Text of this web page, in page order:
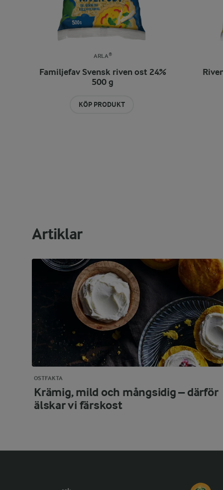
ARLA®
Familjefav Svensk riven ost 24%
500 g
KÖP PRODUKT
Artiklar
OSTFAKTA
Krämig, mild och mångsidig – därför
älskar vi färskost